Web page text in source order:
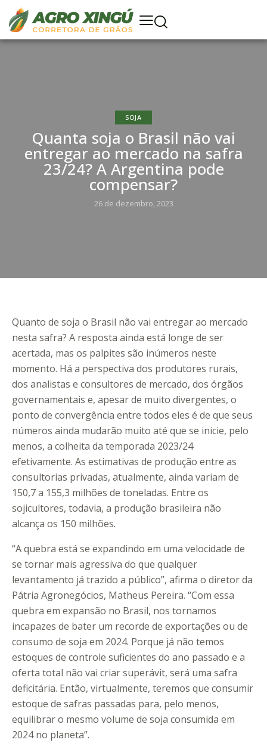
SOJA
Quanta soja o Brasil não vai
entregar ao mercado na safra
23/24? A Argentina pode
compensar?
26 de dezembro, 2023
Quanto de soja o Brasil não vai entregar ao mercado
nesta safra? A resposta ainda está longe de ser
acertada, mas os palpites são inúmeros neste
momento. Há a perspectiva dos produtores rurais,
dos analistas e consultores de mercado, dos órgãos
governamentais e, apesar de muito divergentes, o
ponto de convergência entre todos eles é de que seus
números ainda mudarão muito até que se inicie, pelo
menos, a colheita da temporada 2023/24
efetivamente. As estimativas de produção entre as
consultorias privadas, atualmente, ainda variam de
150,7 a 155,3 milhões de toneladas. Entre os
sojicultores, todavia, a produção brasileira não
alcança os 150 milhões.
“A quebra está se expandindo em uma velocidade de
se tornar mais agressiva do que qualquer
levantamento já trazido a público”, afirma o diretor da
Pátria Agronegócios, Matheus Pereira. “Com essa
quebra em expansão no Brasil, nos tornamos
incapazes de bater um recorde de exportações ou de
consumo de soja em 2024. Porque já não temos
estoques de controle suficientes do ano passado e a
oferta total não vai criar superávit, será uma safra
deficitária. Então, virtualmente, teremos que consumir
estoque de safras passadas para, pelo menos,
equilibrar o mesmo volume de soja consumida em
2024 no planeta”.